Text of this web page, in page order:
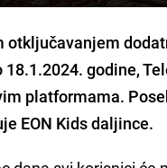
otključavanjem
18.1.2024. godine,
platformama.
EON Kids daljince.